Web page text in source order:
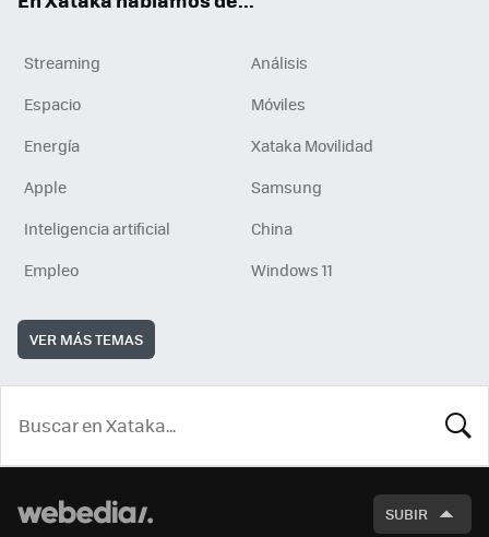
Streaming
Análisis
Espacio
Móviles
Energía
Xataka Movilidad
Apple
Samsung
Inteligencia artificial
China
Empleo
Windows 11
VER MÁS TEMAS
SUBIR